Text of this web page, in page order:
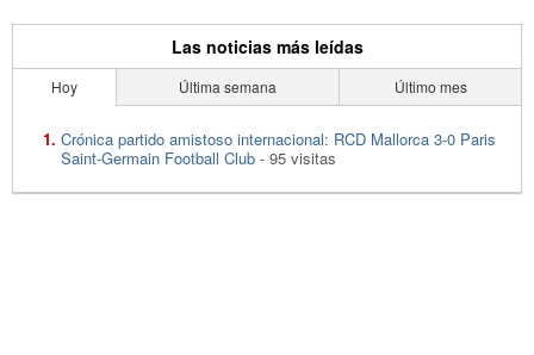
Las noticias más leídas
Hoy Última semana Último mes
Crónica partido amistoso internacional: RCD Mallorca 3-0 Paris
Saint-Germain Football Club - 95 visitas